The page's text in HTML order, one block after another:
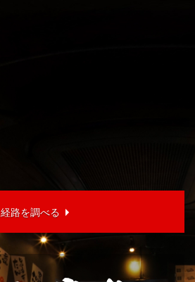
経路を調べる